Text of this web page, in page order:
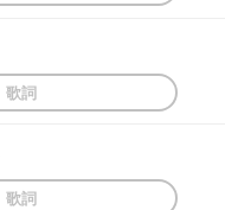
歌詞
歌詞